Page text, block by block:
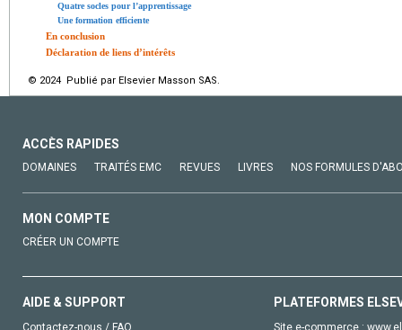
Quatre socles pour l’apprentissage
Une formation efficiente
En conclusion
Déclaration de liens d’intérêts
© 2024 Publié par Elsevier Masson SAS.
ACCÈS RAPIDES
DOMAINES TRAITÉS EMC REVUES LIVRES NOS FORMULES
MON COMPTE
CRÉER UN COMPTE
AIDE & SUPPORT PLATEFORMES